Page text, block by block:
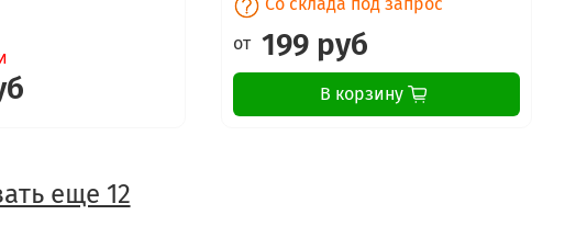
от 199 руб
В корзину
еще 12